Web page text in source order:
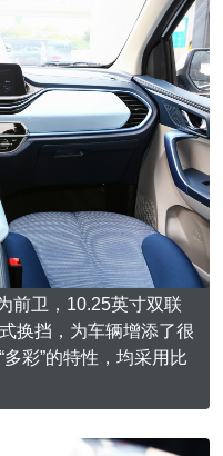
前卫，10.25英寸双联
换挡，为车辆增添了很
彩”的特性，均采用比